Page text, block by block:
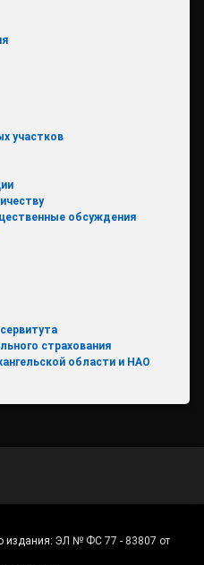
участков
обсуждения
страхования
области и НАО
издания: ЭЛ № ФС 77 - 83807 от